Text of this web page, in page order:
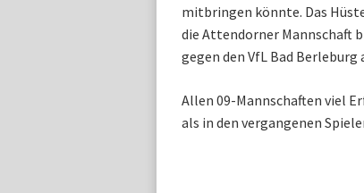
mitbringen könnte. Das
die Attendorner Mannschaft
gegen den VfL Bad
Allen 09-Mannschaften viel
als in den vergangenen